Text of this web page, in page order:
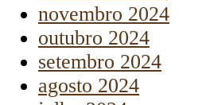
novembro 2024
outubro 2024
setembro 2024
agosto 2024